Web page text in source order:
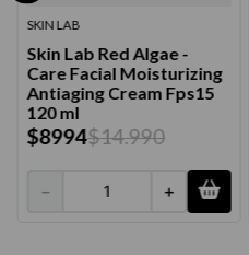
SKIN LAB
Skin Lab Red Algae -
Care Facial Moisturizing
Antiaging Cream Fps15
120 ml
$8994$14.990
＋
－